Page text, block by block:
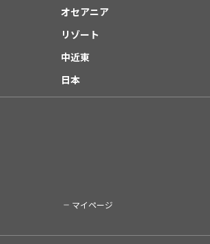
オセアニア
リゾート
中近東
日本
マイページ